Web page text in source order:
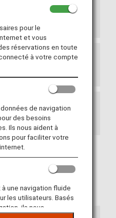
sur de longues
âge. Est-il possible
fauteuil roulant
canne ou des
médicaux
pour le
et vous
réservations en toute
à votre compte
de navigation
des besoins
Ils nous aident à
pour faciliter votre
une navigation fluide
les utilisateurs. Basés
ils nous